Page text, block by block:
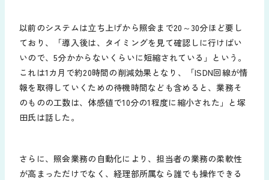
以前のシステムは立ち上げから照会まで20～30分ほど要し
ており、「導入後は、タイミングを見て確認しに行けばい
いので、5分かからないくらいに短縮されている」という。
これは1カ月で約20時間の削減効果となり、「ISDN回線が情
報を取得していくための待機時間なども含めると、業務そ
のものの工数は、体感値で10分の1程度に縮小された」と塚
田氏は話した。
さらに、照会業務の自動化により、担当者の業務の柔軟性
が高まっただけでなく、経理部所属なら誰でも操作できる